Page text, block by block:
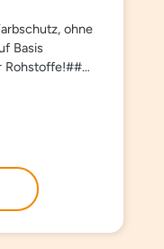
ohne
Rohstoffe!##
und hält
Haut- und
und